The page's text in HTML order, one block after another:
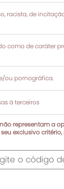
racista, de
como de caráter
ou pornográfica.
à terceiros
representam a
exclusivo